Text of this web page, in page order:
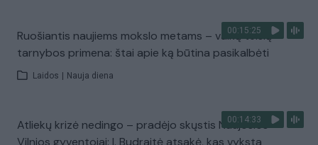
00:15:25
Ruošiantis naujiems mokslo metams – vaikų teisių
tarnybos primena: štai apie ką būtina pasikalbėti
Laidos Nauja diena
00:14:33
Atliekų krizė nedingo – pradėjo skųstis Naujosios
Vilnios gyventojai: I. Budraitė atsakė, kas vyksta